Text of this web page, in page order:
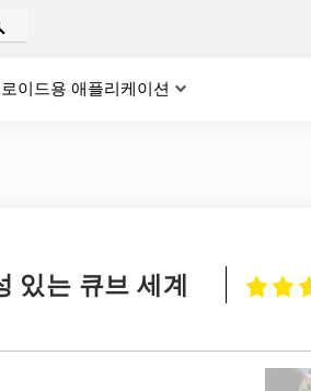
이드용 애플리케이션
있는 큐브 세계